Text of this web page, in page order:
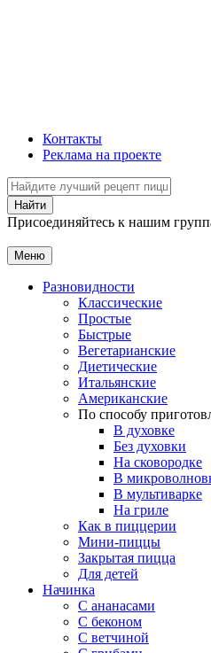
Контакты
Реклама на проекте
Присоединяйтесь к нашим
Меню
Разновидности
Классические
Простые
Быстрые
Вегетарианские
Диетические
Итальянские
Американские
По способу
В духовке
Без духовки
На сковородке
В
В мультиварке
На гриле
Как в пиццерии
Мини-пиццы
Закрытая пицца
Для детей
Начинка
С ананасами
С беконом
С ветчиной